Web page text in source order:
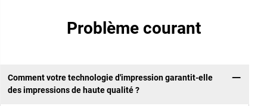
Problème courant
Comment votre technologie d'impression garantit-elle
des impressions de haute qualité ?